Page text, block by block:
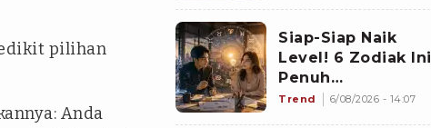
pilihan
Anda
Milliar
Siap-Siap Naik
Level! 6 Zodiak Ini
Penuh
Keberuntungan
Trend 6/08/2026 - 14:07